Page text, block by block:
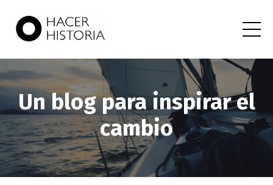
Un blog para inspirar el
cambio